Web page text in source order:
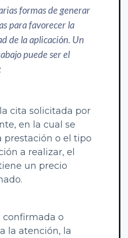
formas de generar
para favorecer la
de la aplicación. Un
puede ser el
cita solicitada por
en la cual se
prestación o el tipo
a realizar, el
un precio
confirmada o
la atención, la